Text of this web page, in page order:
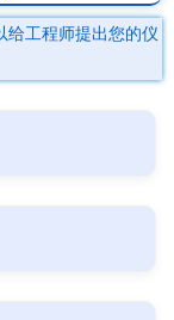
给工程师提出您的仪